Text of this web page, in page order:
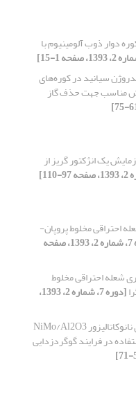
دوار ذوب آلومینیوم با
سیانید در کوره‌های
مناسب جهت حذف گاز
یک انژکتور گریز از
احتراقی مخلوط پروپان-
[دوره 7، شماره 2، 1393، صفحه
شعله احتراقی مخلوط
[دوره 7، شماره 2، 1393،
اصلاح خواص ساختاری نانوکاتالیزور NiMo/Al2O3
در فرایند گوگردزدایی